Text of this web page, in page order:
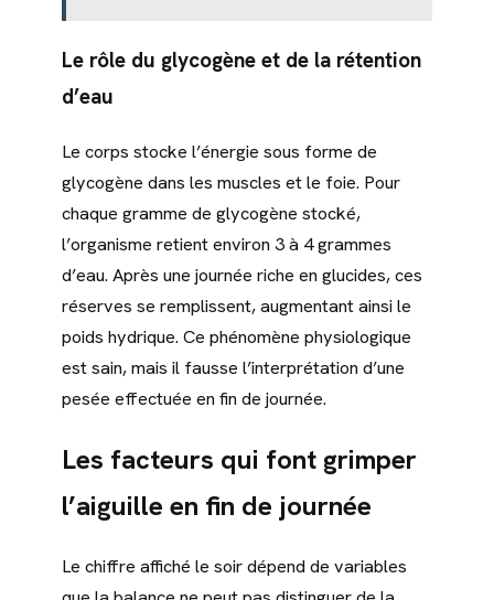
Le rôle du glycogène et de la rétention
d’eau
Le corps stocke l’énergie sous forme de
glycogène dans les muscles et le foie. Pour
chaque gramme de glycogène stocké,
l’organisme retient environ 3 à 4 grammes
d’eau. Après une journée riche en glucides, ces
réserves se remplissent, augmentant ainsi le
poids hydrique. Ce phénomène physiologique
est sain, mais il fausse l’interprétation d’une
pesée effectuée en fin de journée.
Les facteurs qui font grimper
l’aiguille en fin de journée
Le chiffre affiché le soir dépend de variables